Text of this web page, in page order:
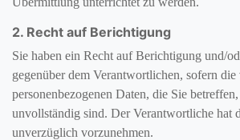
2. Recht auf Berichtigung
Sie haben ein Recht auf Berichtigung und/
gegenüber dem Verantwortlichen, sofern die
personenbezogenen Daten, die Sie
unvollständig sind. Der Verantwortliche hat
unverzüglich vorzunehmen.